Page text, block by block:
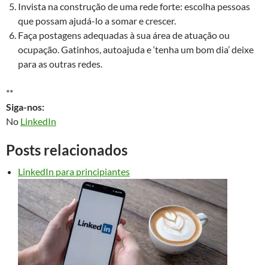
Invista na construção de uma rede forte: escolha pessoas
que possam ajudá-lo a somar e crescer.
Faça postagens adequadas à sua área de atuação ou
ocupação. Gatinhos, autoajuda e ‘tenha um bom dia’ deixe
para as outras redes.
**
Siga-nos:
No LinkedIn
Posts relacionados
LinkedIn para principiantes